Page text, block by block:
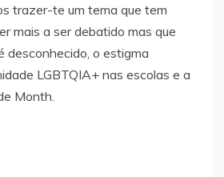
trazer-te um tema que tem
mais a ser debatido mas que
desconhecido, o estigma
LGBTQIA+ nas escolas e a
Month.